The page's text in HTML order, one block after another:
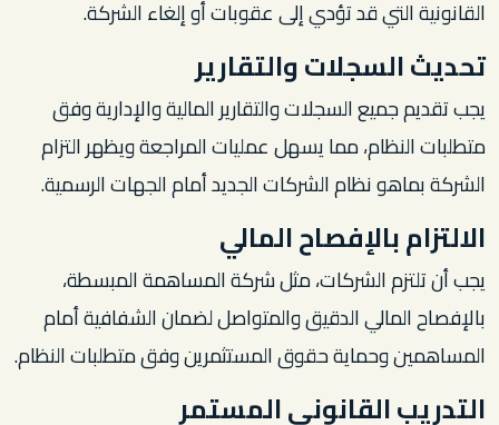
القانونية التي قد تؤدي إلى عقوبات أو إلغاء الشركة.
تحديث السجلات والتقارير
يجب تقديم جميع السجلات والتقارير المالية والإدارية وفق
متطلبات النظام، مما يسهل عمليات المراجعة ويظهر التزام
الشركة بماهو نظام الشركات الجديد أمام الجهات الرسمية.
الالتزام بالإفصاح المالي
يجب أن تلتزم الشركات، مثل شركة المساهمة المبسطة،
بالإفصاح المالي الدقيق والمتواصل لضمان الشفافية أمام
المساهمين وحماية حقوق المستثمرين وفق متطلبات النظام.
التدريب القانوني المستمر